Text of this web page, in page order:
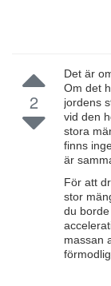
2
Det är
Om det
jordens
vid den
stora
finns
är
För att
stor
du
massan